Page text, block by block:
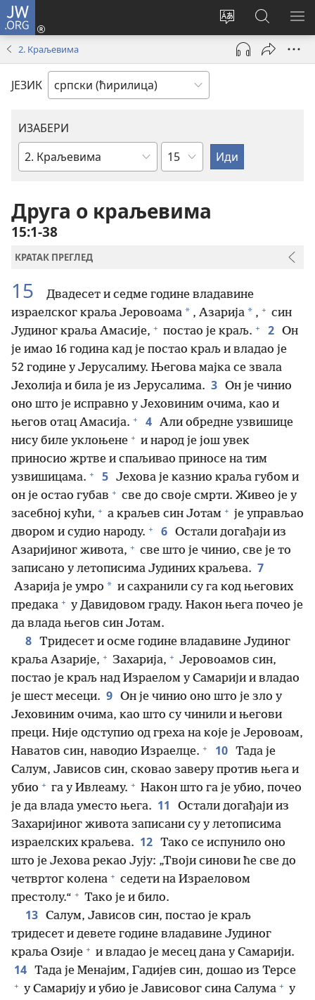
JW.ORG
Промени
језик
сајта
Пријава
(отвара
прозор)
Претрага
сајта
JW.ORG
2. Краљевима
ЈЕЗИК
ИЗАБЕРИ
Библијска
Поглавље
Друга о краљевима
15:1-38
КРАТАК ПРЕГЛЕД
15
Двадесет и седме године владавине
израелског краља Јеровоама * , Азарија * , + син
Јудиног краља Амасије, + постао је краљ. + 2 Он
је имао 16 година кад је постао краљ и владао је
52 године у Јерусалиму. Његова мајка се звала
Јехолија и била је из Јерусалима. 3 Он је чинио
оно што је исправно у Јеховиним очима, као и
његов отац Амасија. + 4 Али обредне узвишице
нису биле уклоњене + и народ је још увек
приносио жртве и спаљивао приносе на тим
узвишицама. + 5 Јехова је казнио краља губом и
он је остао губав + све до своје смрти. Живео је у
засебној кући, + а краљев син Јотам + је управљао
двором и судио народу. + 6 Остали догађаји из
Азаријиног живота, + све што је чинио, све је то
записано у летописима Јудиних краљева. 7
Азарија је умро * и сахранили су га код његових
предака + у Давидовом граду. Након њега почео је
да влада његов син Јотам.
8 Тридесет и осме године владавине Јудиног
краља Азарије, + Захарија, + Јеровоамов син,
постао је краљ над Израелом у Самарији и владао
је шест месеци. 9 Он је чинио оно што је зло у
Јеховиним очима, као што су чинили и његови
преци. Није одступио од греха на које је Јеровоам,
Наватов син, наводио Израелце. + 10 Тада је
Салум, Јависов син, сковао заверу против њега и
убио + га у Ивлеаму. + Након што га је убио, почео
је да влада уместо њега. 11
Остали догађаји из
Захаријиног живота записани су у летописима
израелских краљева. 12 Тако се испунило оно
што је Јехова рекао Јују: „Твоји синови ће све до
четвртог колена + седети на Израеловом
престолу.“ + Тако је и било.
13 Салум, Јависов син, постао је краљ
тридесет и девете године владавине Јудиног
краља Озије + и владао је месец дана у Самарији.
14 Тада је Менајим, Гадијев син, дошао из Терсе
+ у Самарију и убио је Јависовог сина Салума + у